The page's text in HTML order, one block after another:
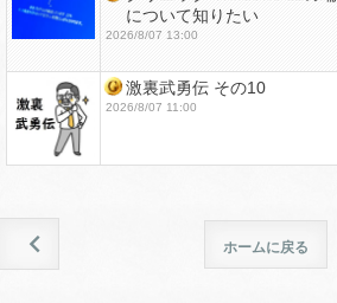
について知りたい
2026/8/07 13:00
激裏武勇伝 その10
2026/8/07 11:00
ホームに戻る